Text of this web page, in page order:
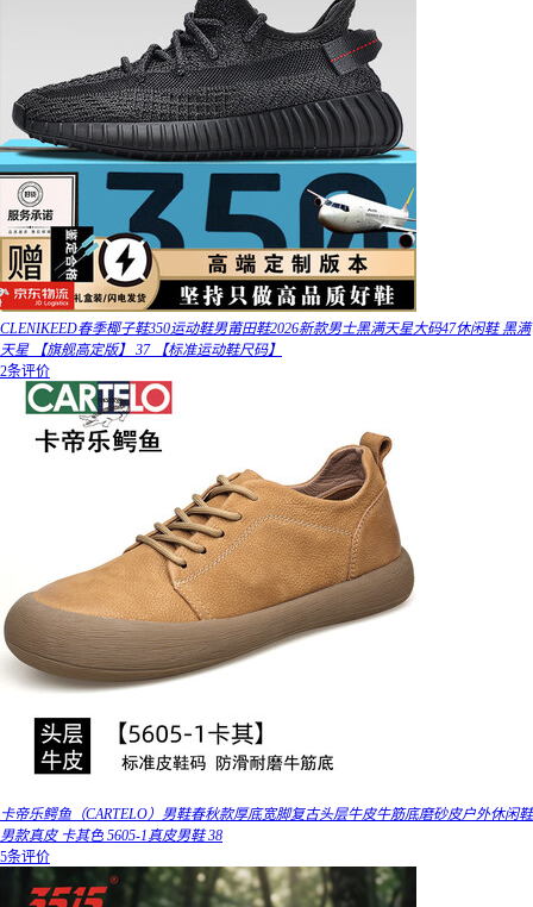
CLENIKEED春季椰子鞋350运动鞋男莆田鞋2026新款男士黑满天星大码47休闲鞋 黑满
天星 【旗舰高定版】 37 【标准运动鞋尺码】
2条评价
卡帝乐鳄鱼（CARTELO）男鞋春秋款厚底宽脚复古头层牛皮牛筋底磨砂皮户外休闲鞋
男款真皮 卡其色 5605-1真皮男鞋 38
5条评价